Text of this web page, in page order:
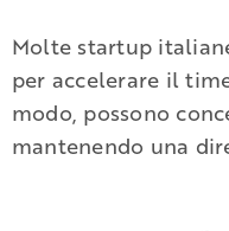
Molte startup
per accelerare il
modo, possono
mantenendo una